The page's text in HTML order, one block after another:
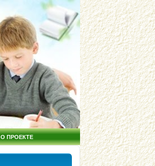
О ПРОЕКТЕ